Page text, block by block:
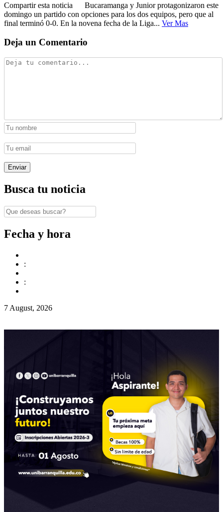
Compartir esta noticia Bucaramanga y Junior protagonizaron este
domingo un partido con opciones para los dos equipos, pero que al
final terminó 0-0. En la novena fecha de la Liga... Ver Mas
Deja un Comentario
Busca tu noticia
Fecha y hora
:
:
7 August, 2026